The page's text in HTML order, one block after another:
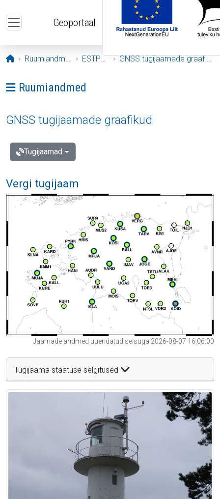
Geoportaal
Avaleht
Ruumiandmed ESTPOS GNSS tugijaamade graafikud
Ava menüü: Ruumiandmed
Ruumiandmed
GNSS tugijaamade graafikud
Tugijaamad
Vergi tugijaam
Jaamade andmed uuendatud seisuga 2026-08-07 16:06:00
Tugijaama staatuse selgitused